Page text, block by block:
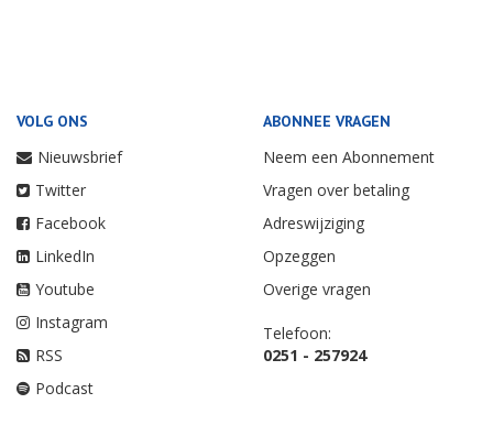
VOLG ONS
Nieuwsbrief
Twitter
Facebook
LinkedIn
Youtube
Instagram
RSS
Podcast
ABONNEE VRAGEN
Neem een Abonnement
Vragen over betaling
Adreswijziging
Opzeggen
Overige vragen
Telefoon:
0251 - 257924